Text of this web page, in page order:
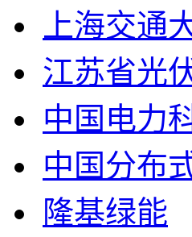
上海交通
江苏省光
中国电力
中国分布
隆基绿能